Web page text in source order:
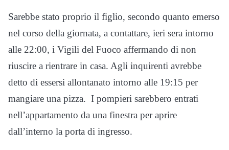
Sarebbe stato proprio il figlio, secondo quanto emerso
nel corso della giornata, a contattare, ieri sera intorno
alle 22:00, i Vigili del Fuoco affermando di non
riuscire a rientrare in casa. Agli inquirenti avrebbe
detto di essersi allontanato intorno alle 19:15 per
mangiare una pizza. I pompieri sarebbero entrati
nell’appartamento da una finestra per aprire
dall’interno la porta di ingresso.